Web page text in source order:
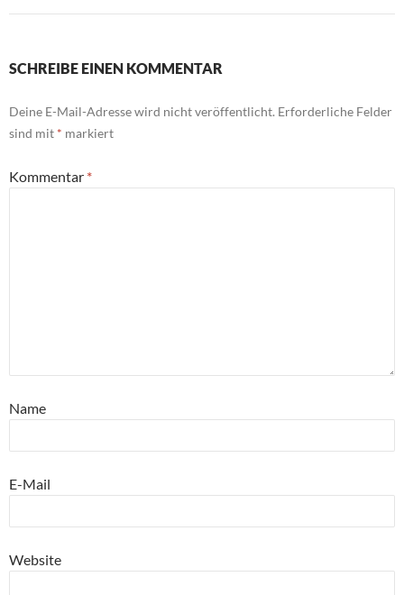
SCHREIBE EINEN KOMMENTAR
Deine E-Mail-Adresse wird nicht veröffentlicht. Erforderliche Felder
sind mit * markiert
Kommentar *
Name
E-Mail
Website